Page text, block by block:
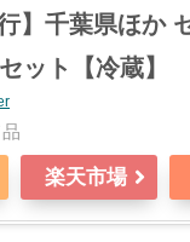
行】千葉県ほか
ット【冷蔵】
楽天市場